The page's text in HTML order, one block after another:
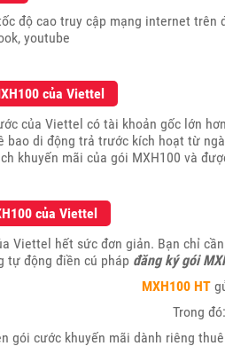
độ cao truy cập mạng internet
youtube
của Viettel
của Viettel có tài khoản gốc lớn
bao di động trả trước kích hoạt từ
khuyến mãi của gói MXH100 và
của Viettel
Viettel hết sức đơn giản. Bạn chỉ
tự động điền cú pháp đăng ký gói
MXH100 HT
Trong đó:
gói cước khuyến mãi dành riêng